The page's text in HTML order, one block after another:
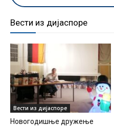
Вести из дијаспоре
Вести из дијаспоре
Новогодишње дружење